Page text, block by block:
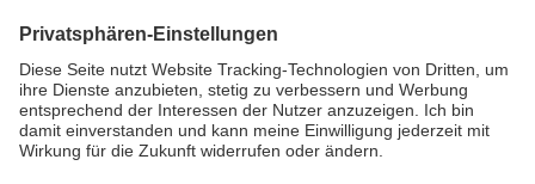
Self-Service für Kunden
Beratung
Barrierefreiheit
Cookie Einstellungen